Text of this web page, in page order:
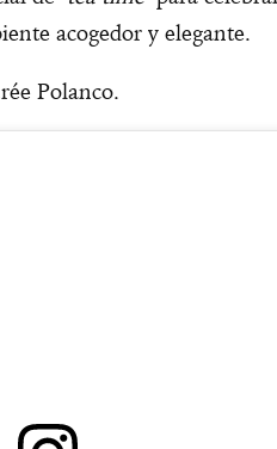
acogedor y elegante.
Polanco.